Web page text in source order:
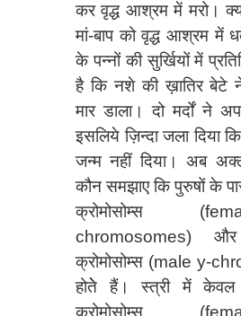
कर वृद्ध आश्रम में मरो।
मां-बाप को वृद्ध आश्रम में
के पन्नों की सुर्खियों में
है कि नशे की ख़ातिर बेटे
मार डाला। दो मर्दों ने
इसलिये ज़िन्दा जला दिया
जन्म नहीं दिया। अब
कौन समझाए कि पुरुषों के
क्रोमोसोम्स
chromosomes)
क्रोमोसोम्स (male y-
होतेे हैं। स्त्री में केवल
क्रोमोसोम्स